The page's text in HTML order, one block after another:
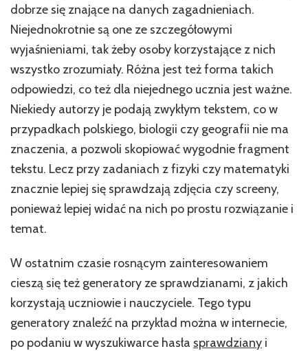
dobrze się znające na danych zagadnieniach.
Niejednokrotnie są one ze szczegółowymi
wyjaśnieniami, tak żeby osoby korzystające z nich
wszystko zrozumiały. Różna jest też forma takich
odpowiedzi, co też dla niejednego ucznia jest ważne.
Niekiedy autorzy je podają zwykłym tekstem, co w
przypadkach polskiego, biologii czy geografii nie ma
znaczenia, a pozwoli skopiować wygodnie fragment
tekstu. Lecz przy zadaniach z fizyki czy matematyki
znacznie lepiej się sprawdzają zdjęcia czy screeny,
ponieważ lepiej widać na nich po prostu rozwiązanie i
temat.
W ostatnim czasie rosnącym zainteresowaniem
cieszą się też generatory ze sprawdzianami, z jakich
korzystają uczniowie i nauczyciele. Tego typu
generatory znaleźć na przykład można w internecie,
po podaniu w wyszukiwarce hasła sprawdziany i